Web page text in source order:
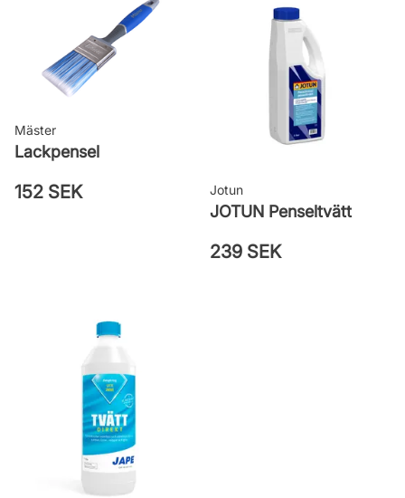
såpvatten
Leverantörens artikelnummer:
5819690
Mäster
Lackpensel
152 SEK Jotun
JOTUN Penseltvätt
239 SEK